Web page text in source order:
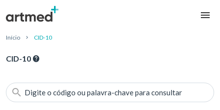
Início CID-10
CID-10
Digite o código ou palavra-chave para consultar